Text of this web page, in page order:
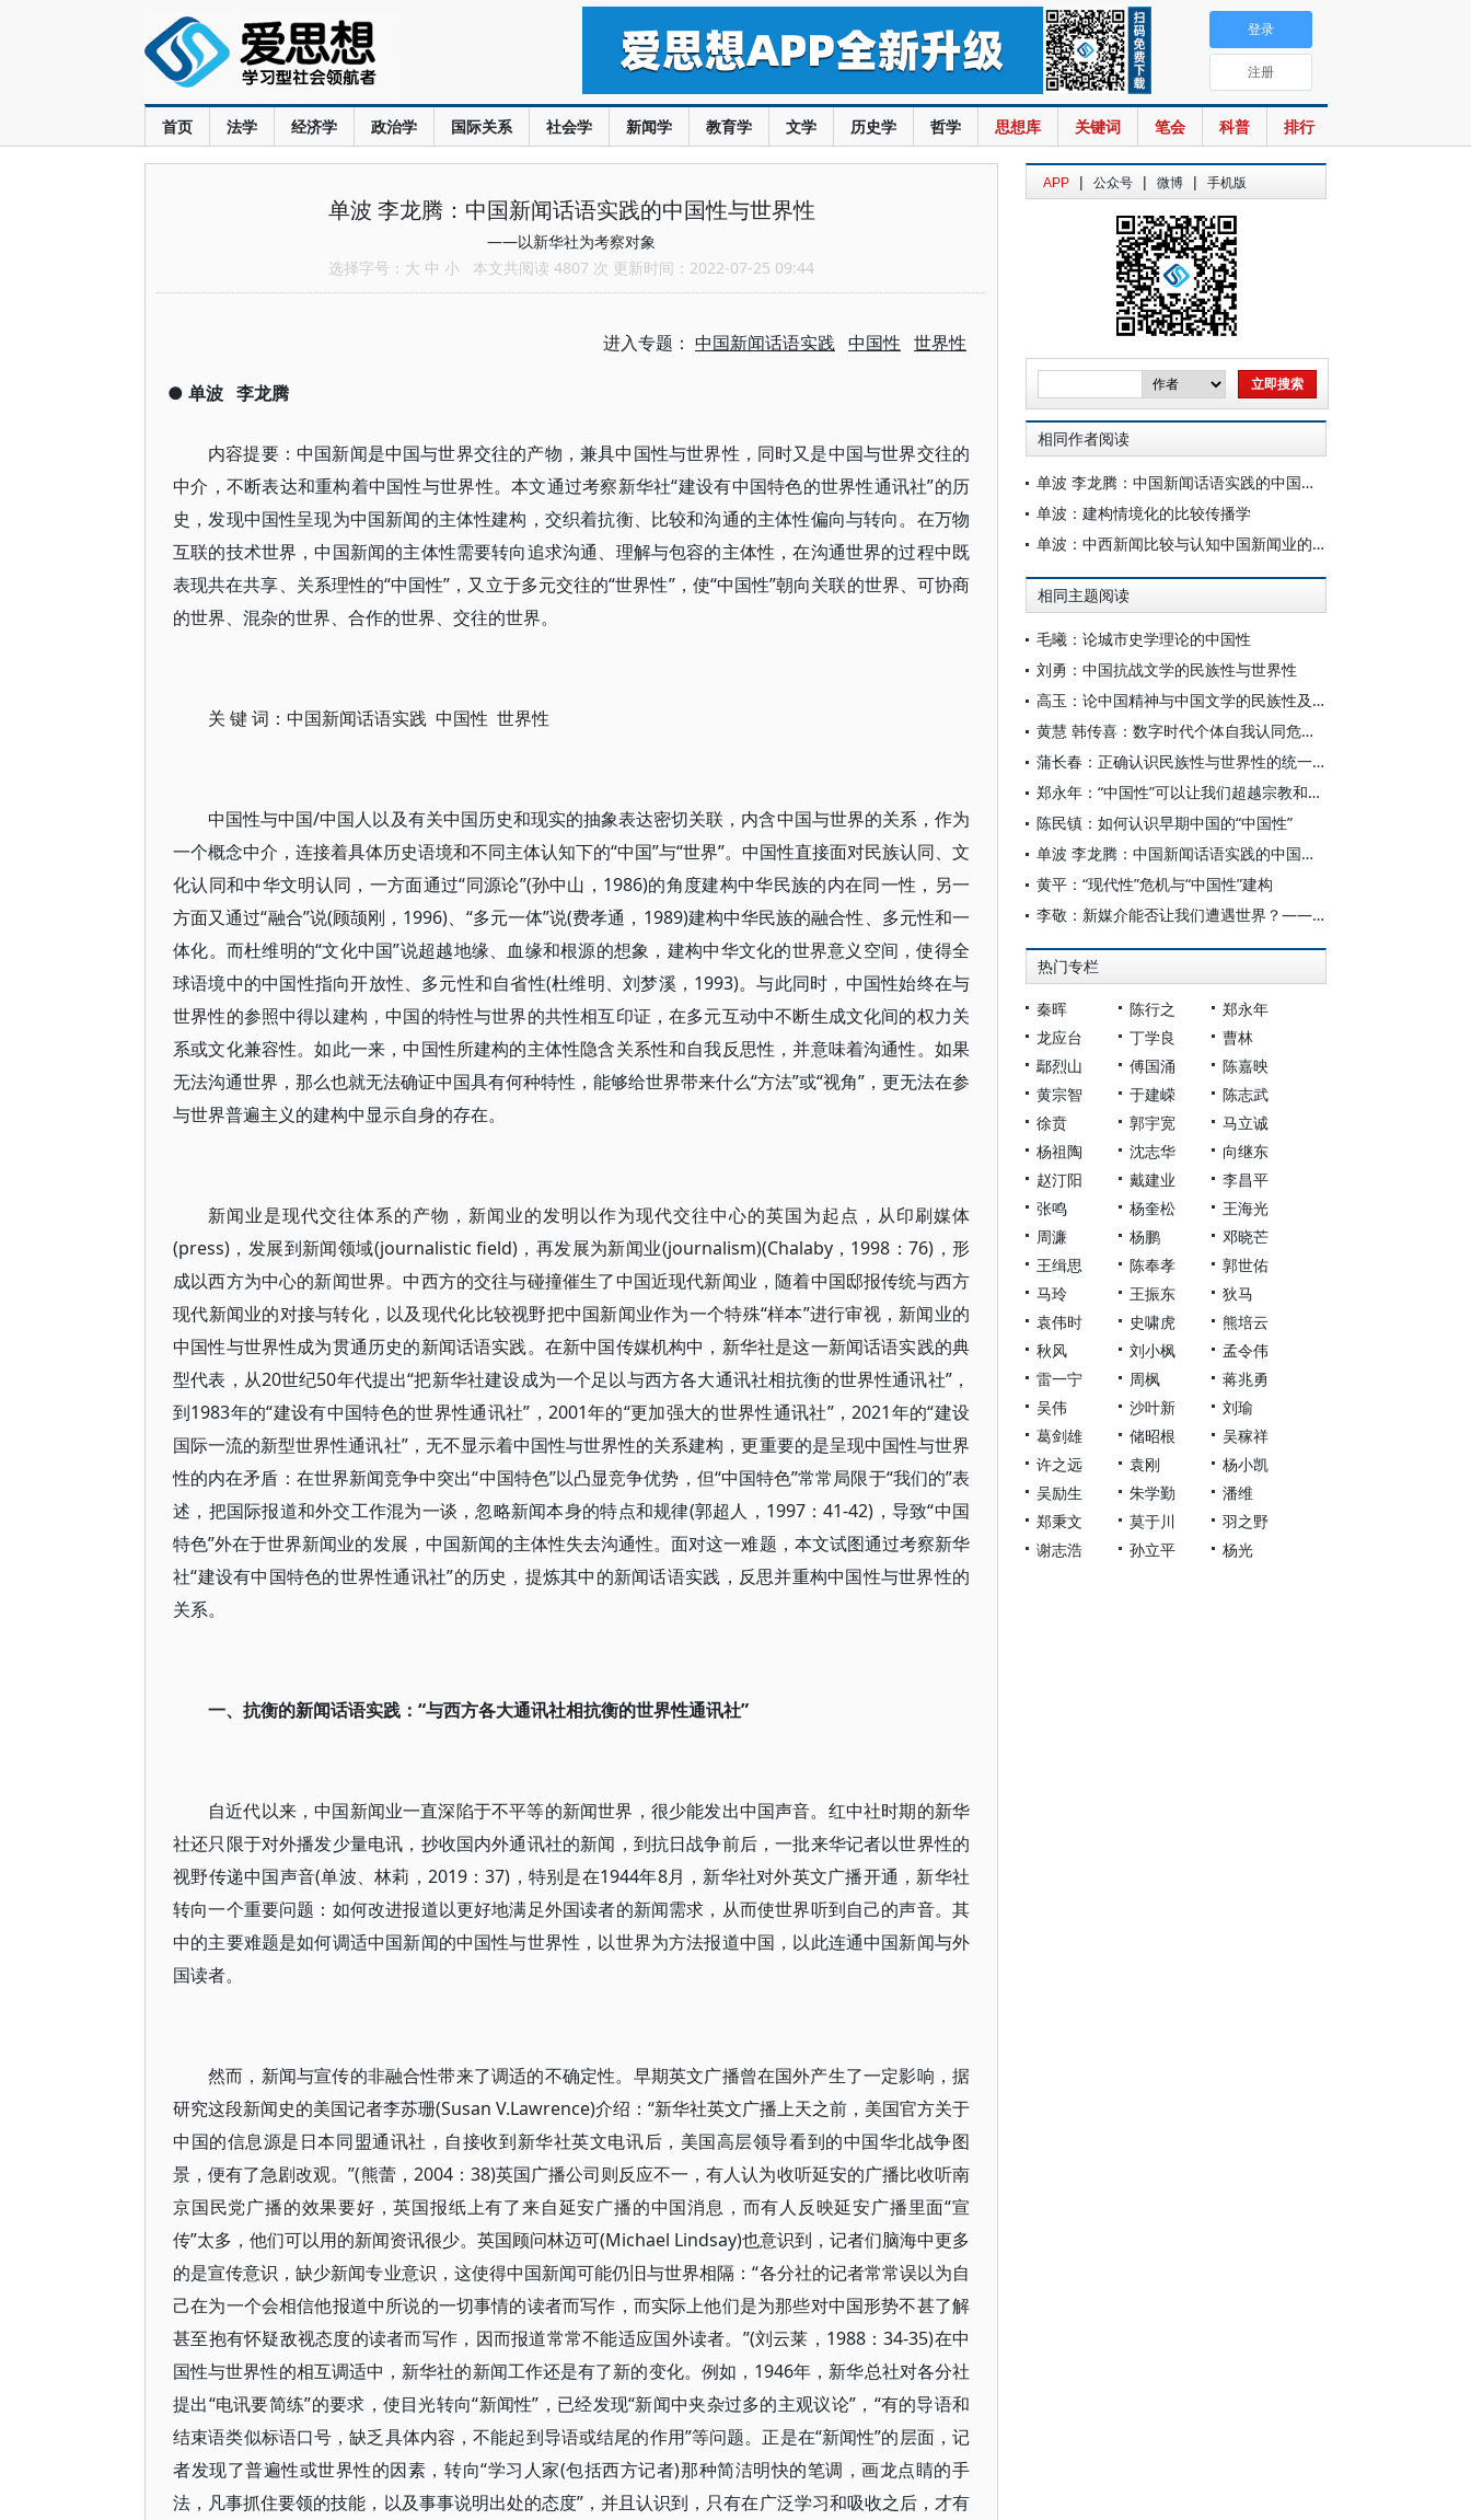
首页 法学 经济学 政治学 国际关系 社会学 新闻学 教育学 文学 历史学 哲学 思想库 关键词 笔会 科普 排行
登录
注册
单波 李龙腾：中国新闻话语实践的中国性与世界性
——以新华社为考察对象
选择字号： 大 中 小 本文共阅读 4807 次 更新时间：2022-07-25 09:44
进入专题： 中国新闻话语实践 中国性 世界性
● 单波 李龙腾
内容提要：中国新闻是中国与世界交往的产物，兼具中国性与世界性，同时又是中国与世界交往的
中介，不断表达和重构着中国性与世界性。本文通过考察新华社“建设有中国特色的世界性通讯社”的历
史，发现中国性呈现为中国新闻的主体性建构，交织着抗衡、比较和沟通的主体性偏向与转向。在万物
互联的技术世界，中国新闻的主体性需要转向追求沟通、理解与包容的主体性，在沟通世界的过程中既
表现共在共享、关系理性的“中国性”，又立于多元交往的“世界性”，使“中国性”朝向关联的世界、可协商
的世界、混杂的世界、合作的世界、交往的世界。
关 键 词：中国新闻话语实践 中国性 世界性
中国性与中国/中国人以及有关中国历史和现实的抽象表达密切关联，内含中国与世界的关系，作为
一个概念中介，连接着具体历史语境和不同主体认知下的“中国”与“世界”。中国性直接面对民族认同、文
化认同和中华文明认同，一方面通过“同源论”(孙中山，1986)的角度建构中华民族的内在同一性，另一
方面又通过“融合”说(顾颉刚，1996)、“多元一体”说(费孝通，1989)建构中华民族的融合性、多元性和一
体化。而杜维明的“文化中国”说超越地缘、血缘和根源的想象，建构中华文化的世界意义空间，使得全
球语境中的中国性指向开放性、多元性和自省性(杜维明、刘梦溪，1993)。与此同时，中国性始终在与
世界性的参照中得以建构，中国的特性与世界的共性相互印证，在多元互动中不断生成文化间的权力关
系或文化兼容性。如此一来，中国性所建构的主体性隐含关系性和自我反思性，并意味着沟通性。如果
无法沟通世界，那么也就无法确证中国具有何种特性，能够给世界带来什么“方法”或“视角”，更无法在参
与世界普遍主义的建构中显示自身的存在。
新闻业是现代交往体系的产物，新闻业的发明以作为现代交往中心的英国为起点，从印刷媒体
(press)，发展到新闻领域(journalistic field)，再发展为新闻业(journalism)(Chalaby，1998：76)，形
成以西方为中心的新闻世界。中西方的交往与碰撞催生了中国近现代新闻业，随着中国邸报传统与西方
现代新闻业的对接与转化，以及现代化比较视野把中国新闻业作为一个特殊“样本”进行审视，新闻业的
中国性与世界性成为贯通历史的新闻话语实践。在新中国传媒机构中，新华社是这一新闻话语实践的典
型代表，从20世纪50年代提出“把新华社建设成为一个足以与西方各大通讯社相抗衡的世界性通讯社”，
到1983年的“建设有中国特色的世界性通讯社”，2001年的“更加强大的世界性通讯社”，2021年的“建设
国际一流的新型世界性通讯社”，无不显示着中国性与世界性的关系建构，更重要的是呈现中国性与世界
性的内在矛盾：在世界新闻竞争中突出“中国特色”以凸显竞争优势，但“中国特色”常常局限于“我们的”表
述，把国际报道和外交工作混为一谈，忽略新闻本身的特点和规律(郭超人，1997：41-42)，导致“中国
特色”外在于世界新闻业的发展，中国新闻的主体性失去沟通性。面对这一难题，本文试图通过考察新华
社“建设有中国特色的世界性通讯社”的历史，提炼其中的新闻话语实践，反思并重构中国性与世界性的
关系。
一、抗衡的新闻话语实践：“与西方各大通讯社相抗衡的世界性通讯社”
自近代以来，中国新闻业一直深陷于不平等的新闻世界，很少能发出中国声音。红中社时期的新华
社还只限于对外播发少量电讯，抄收国内外通讯社的新闻，到抗日战争前后，一批来华记者以世界性的
视野传递中国声音(单波、林莉，2019：37)，特别是在1944年8月，新华社对外英文广播开通，新华社
转向一个重要问题：如何改进报道以更好地满足外国读者的新闻需求，从而使世界听到自己的声音。其
中的主要难题是如何调适中国新闻的中国性与世界性，以世界为方法报道中国，以此连通中国新闻与外
国读者。
然而，新闻与宣传的非融合性带来了调适的不确定性。早期英文广播曾在国外产生了一定影响，据
研究这段新闻史的美国记者李苏珊(Susan V.Lawrence)介绍：“新华社英文广播上天之前，美国官方关于
中国的信息源是日本同盟通讯社，自接收到新华社英文电讯后，美国高层领导看到的中国华北战争图
景，便有了急剧改观。”(熊蕾，2004：38)英国广播公司则反应不一，有人认为收听延安的广播比收听南
京国民党广播的效果要好，英国报纸上有了来自延安广播的中国消息，而有人反映延安广播里面“宣
传”太多，他们可以用的新闻资讯很少。英国顾问林迈可(Michael Lindsay)也意识到，记者们脑海中更多
的是宣传意识，缺少新闻专业意识，这使得中国新闻可能仍旧与世界相隔：“各分社的记者常常误以为自
己在为一个会相信他报道中所说的一切事情的读者而写作，而实际上他们是为那些对中国形势不甚了解
甚至抱有怀疑敌视态度的读者而写作，因而报道常常不能适应国外读者。”(刘云莱，1988：34-35)在中
国性与世界性的相互调适中，新华社的新闻工作还是有了新的变化。例如，1946年，新华总社对各分社
提出“电讯要简练”的要求，使目光转向“新闻性”，已经发现“新闻中夹杂过多的主观议论”，“有的导语和
结束语类似标语口号，缺乏具体内容，不能起到导语或结尾的作用”等问题。正是在“新闻性”的层面，记
者发现了普遍性或世界性的因素，转向“学习人家(包括西方记者)那种简洁明快的笔调，画龙点睛的手
法，凡事抓住要领的技能，以及事事说明出处的态度”，并且认识到，只有在广泛学习和吸收之后，才有
APP | 公众号 | 微博 | 手机版
相同作者阅读
单波 李龙腾：中国新闻话语实践的中国性与世界性
单波：建构情境化的比较传播学
单波：中西新闻比较与认知中国新闻业的文化心态
相同主题阅读
毛曦：论城市史学理论的中国性
刘勇：中国抗战文学的民族性与世界性
高玉：论中国精神与中国文学的民族性及世界性之关系
黄慧 韩传喜：数字时代个体自我认同危机的显现与消解
蒲长春：正确认识民族性与世界性的统一关系
郑永年：“中国性”可以让我们超越宗教和地缘政治利益
陈民镇：如何认识早期中国的“中国性”
单波 李龙腾：中国新闻话语实践的中国性与世界性
黄平：“现代性”危机与“中国性”建构
李敬：新媒介能否让我们遭遇世界？——从阿伦特的政治社会理论出发
热门专栏
秦晖 陈行之
郑永年
龙应台
丁学良
曹林
鄢烈山
傅国涌
陈嘉映
黄宗智
于建嵘
陈志武
徐贲
郭宇宽
马立诚
杨祖陶
沈志华
向继东
赵汀阳
戴建业
李昌平
张鸣
杨奎松
王海光
周濂
杨鹏
邓晓芒
王缉思
陈奉孝
郭世佑
马玲
王振东
狄马
袁伟时
史啸虎
熊培云
秋风
刘小枫
孟令伟
雷一宁
周枫
蒋兆勇
吴伟
沙叶新
刘瑜
葛剑雄
储昭根
吴稼祥
许之远
袁刚
杨小凯
吴励生
朱学勤
潘维
郑秉文
莫于川
羽之野
谢志浩
孙立平 杨光